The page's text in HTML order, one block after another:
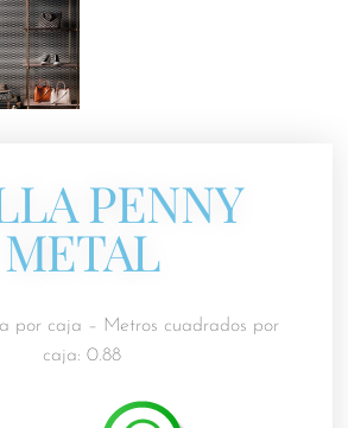
PENNY
METAL
por caja – Metros cuadrados por
caja: 0.88